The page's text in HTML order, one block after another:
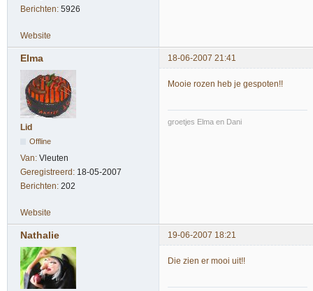
Berichten: 5926
Website
Elma 18-06-2007 21:41
Lid
Offline
Van: Vleuten
Geregistreerd: 18-05-2007
Berichten: 202
Mooie rozen heb je gespoten!!
groetjes Elma en Dani
Website
Nathalie 19-06-2007 18:21
Die zien er mooi uit!!